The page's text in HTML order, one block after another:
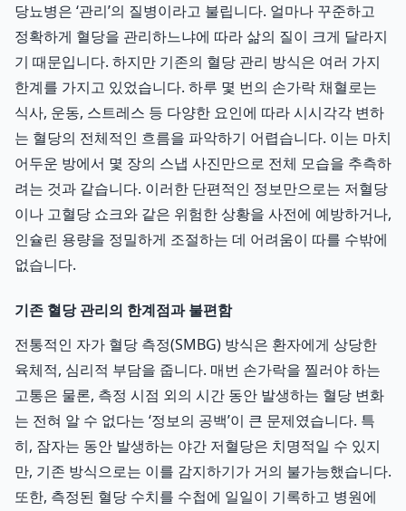
당뇨병은 ‘관리’의 질병이라고 불립니다. 얼마나 꾸준하고
정확하게 혈당을 관리하느냐에 따라 삶의 질이 크게 달라지
기 때문입니다. 하지만 기존의 혈당 관리 방식은 여러 가지
한계를 가지고 있었습니다. 하루 몇 번의 손가락 채혈로는
식사, 운동, 스트레스 등 다양한 요인에 따라 시시각각 변하
는 혈당의 전체적인 흐름을 파악하기 어렵습니다. 이는 마치
어두운 방에서 몇 장의 스냅 사진만으로 전체 모습을 추측하
려는 것과 같습니다. 이러한 단편적인 정보만으로는 저혈당
이나 고혈당 쇼크와 같은 위험한 상황을 사전에 예방하거나,
인슐린 용량을 정밀하게 조절하는 데 어려움이 따를 수밖에
없습니다.
기존 혈당 관리의 한계점과 불편함
전통적인 자가 혈당 측정(SMBG) 방식은 환자에게 상당한
육체적, 심리적 부담을 줍니다. 매번 손가락을 찔러야 하는
고통은 물론, 측정 시점 외의 시간 동안 발생하는 혈당 변화
는 전혀 알 수 없다는 ‘정보의 공백’이 큰 문제였습니다. 특
히, 잠자는 동안 발생하는 야간 저혈당은 치명적일 수 있지
만, 기존 방식으로는 이를 감지하기가 거의 불가능했습니다.
또한, 측정된 혈당 수치를 수첩에 일일이 기록하고 병원에